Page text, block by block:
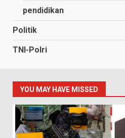
pendidikan
Politik
TNI-Polri
YOU MAY HAVE MISSED